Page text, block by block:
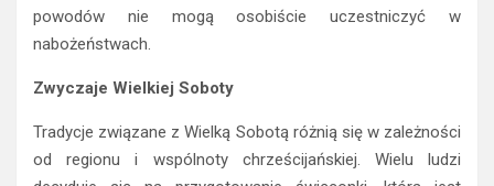
powodów nie mogą osobiście uczestniczyć w
nabożeństwach.
Zwyczaje Wielkiej Soboty
Tradycje związane z Wielką Sobotą różnią się w zależności
od regionu i wspólnoty chrześcijańskiej. Wielu ludzi